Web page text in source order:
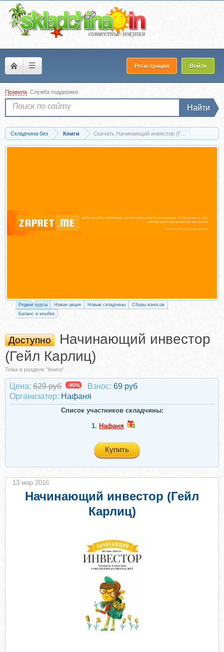
☰ Регистрация Войти
Правила Служба поддержки
Найти
Складчина биз Книги Скачать Начинающий инвестор (Гейл Карлиц)
Редкие курсы Новая акция Новые складчины
Сборы взносов
Баланс и кешбек
Доступно
Начинающий инвестор
(Гейл Карлиц)
Тема в разделе "Книги"
Цена: 629 руб -90% Взнос: 69 руб
Организатор: Нафаня
Список участников складчины:
1. Нафаня
Купить
Начинающий инвестор (Гейл
Карлиц)
13 мар 2016